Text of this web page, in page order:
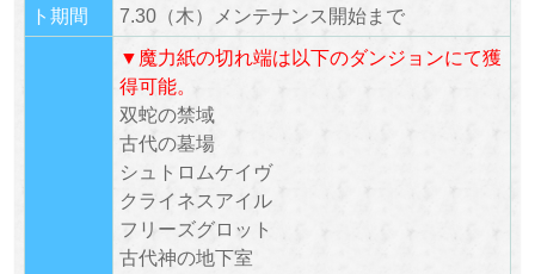
ト期間
7.30（木）メンテナンス開始まで
▼魔力紙の切れ端は以下のダンジョンにて獲
得可能。
双蛇の禁域
古代の墓場
シュトロムケイヴ
クライネスアイル
フリーズグロット
古代神の地下室